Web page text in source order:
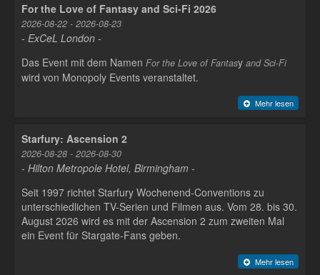
For the Love of Fantasy and Sci-Fi 2026
2026-08-22 - 2026-08-23
- ExCeL London -
Das Event mit dem Namen For the Love of Fantasy and Sci-Fi
wird von Monopoly Events veranstaltet.
Mehr lesen
Starfury: Ascension 2
2026-08-28 - 2026-08-30
- Hilton Metropole Hotel, Birmingham -
Seit 1997 richtet Starfury Wochenend-Conventions zu
unterschiedlichen TV-Serien und Filmen aus. Vom 28. bis 30.
August 2026 wird es mit der Ascension 2 zum zweiten Mal
ein Event für Stargate-Fans geben.
Mehr lesen